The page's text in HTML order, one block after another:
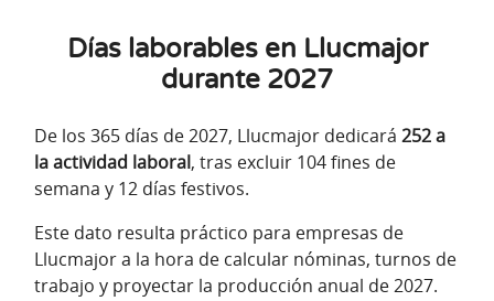
Días laborables en Llucmajor
durante 2027
De los 365 días de 2027, Llucmajor dedicará 252 a
la actividad laboral, tras excluir 104 fines de
semana y 12 días festivos.
Este dato resulta práctico para empresas de
Llucmajor a la hora de calcular nóminas, turnos de
trabajo y proyectar la producción anual de 2027.